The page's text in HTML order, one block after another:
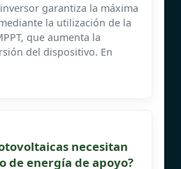
garantiza la máxima
la utilización de la
que aumenta la
del dispositivo. En
necesitan
de energía de apoyo?